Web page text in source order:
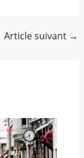
Article suivant →